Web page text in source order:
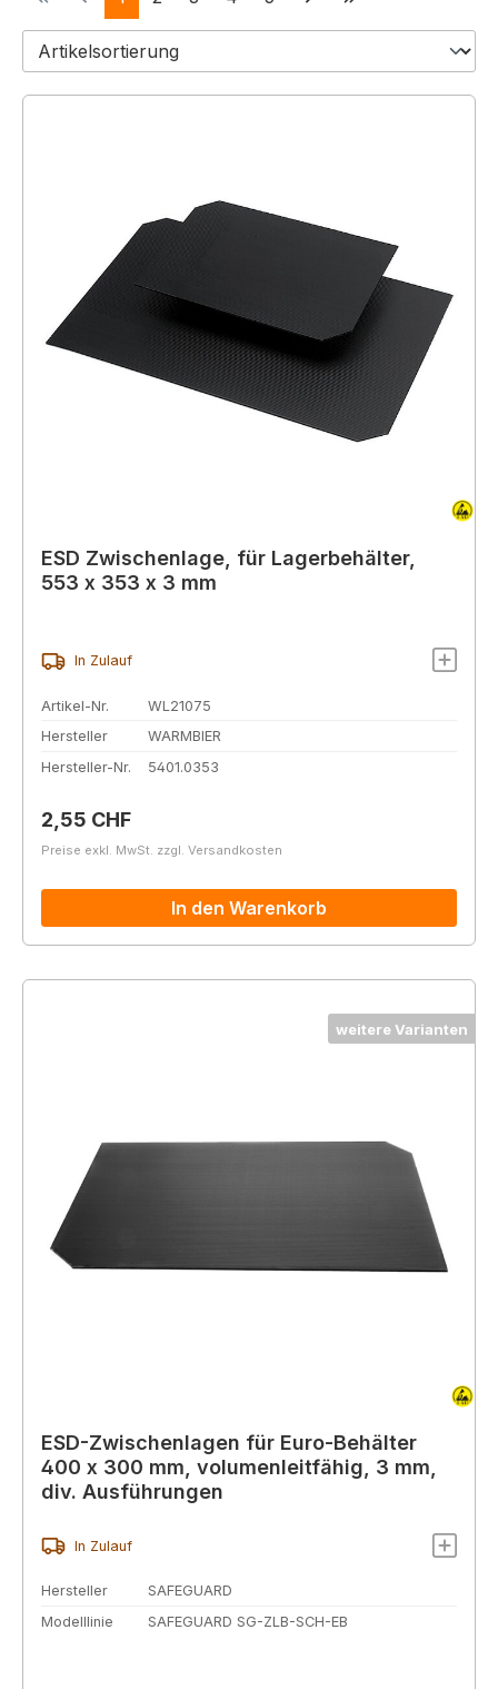
ESD Zwischenlage, für Lagerbehälter,
553 x 353 x 3 mm
In Zulauf
Artikel-Nr.
WL21075
Hersteller
WARMBIER
Hersteller-Nr.
5401.0353
Regulärer Preis:
2,55 CHF
Preise exkl. MwSt. zzgl. Versandkosten
In den Warenkorb
weitere Varianten
ESD-Zwischenlagen für Euro-Behälter
400 x 300 mm, volumenleitfähig, 3 mm,
div. Ausführungen
In Zulauf
Hersteller
SAFEGUARD
Modelllinie
SAFEGUARD SG-ZLB-SCH-EB